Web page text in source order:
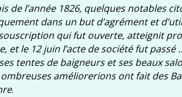
de l’année 1826, quelques notables
dans un but d’agrément et
qui fut ouverte, atteignit
et le 12 juin l’acte de société fut passé
tentes de baigneurs et ses beaux
améliorerions ont fait des
.